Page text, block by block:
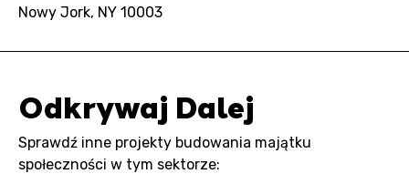
Nowy Jork, NY 10003
Odkrywaj Dalej
Sprawdź inne projekty budowania majątku
społeczności w tym sektorze: